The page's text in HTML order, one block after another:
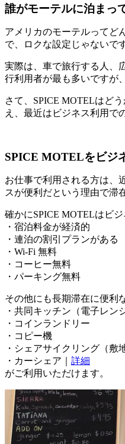
誰がモーテルに泊まっ
アメリカのモーテルってど
で、ロクな設定じゃないで
実際は、車で旅行する人、
行利用者が最も多いですが
さて、SPICE MOTELはど
え、最近はビジネス利用で
SPICE MOTELをビジ
お仕事で利用される方は、
スが便利だという理由で滞
確かにSPICE MOTELはビ
・宿泊料金が経済的
・連泊の割引プランがある
・Wi-Fi 無料
・コーヒー無料
・パーキング無料
その他にも長期滞在に便利
・共同キッチン（電子レン
・コインランドリー
・コピー機
・シェアサイクリング（敷
・カーシェア｜ 詳細
がご利用いただけます。